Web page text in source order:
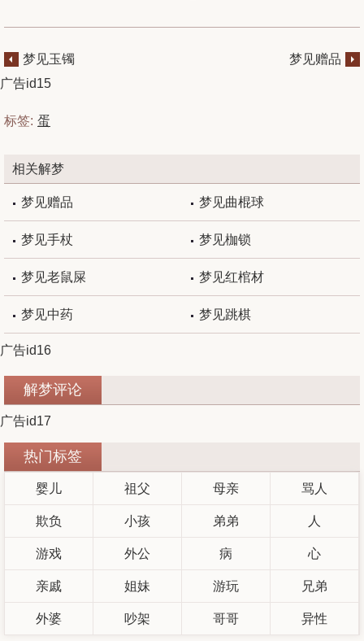
梦见玉镯
梦见赠品
广告id15
标签: 蛋
相关解梦
梦见赠品 梦见曲棍球
梦见手杖 梦见枷锁
梦见老鼠屎 梦见红棺材
梦见中药 梦见跳棋
广告id16
解梦评论
广告id17
热门标签
婴儿 祖父 母亲 骂人
欺负 小孩 弟弟 人
游戏 外公 病 心
亲戚 姐妹 游玩 兄弟
外婆 吵架 哥哥 异性